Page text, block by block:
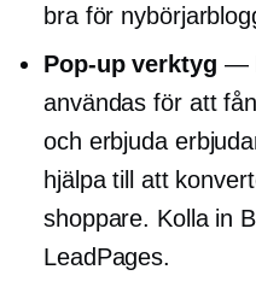
bra för
Pop-upverktyg —
användas för att
och erbjuda
hjälpa till att
shoppare. Kolla in
LeadPages.